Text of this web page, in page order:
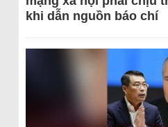
khi dẫn nguồn báo chí